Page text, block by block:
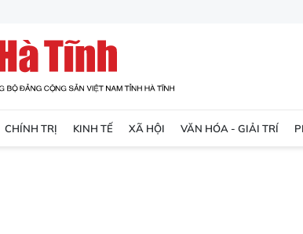
CHÍNH TRỊ KINH TẾ XÃ HỘI VĂN HÓA - GIẢI TRÍ